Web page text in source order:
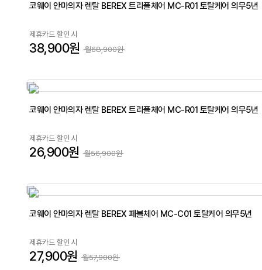
코웨이 안마의자 렌탈 BEREX 트리플체어 MC-R01 토탈케어 의무5년
제휴카드 할인 시
38,900원 월68,900원
코웨이 안마의자 렌탈 BEREX 트리플체어 MC-R01 토탈케어 의무5년
제휴카드 할인 시
26,900원 월56,900원
코웨이 안마의자 렌탈 BEREX 페블체어 MC-C01 토탈케어 의무5년
제휴카드 할인 시
27,900원 월57,900원